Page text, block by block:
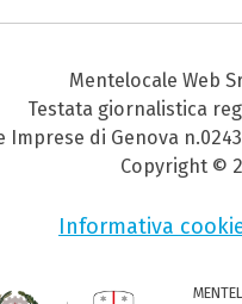
Mentelocale Web
Testata giornalistica
di Genova
Copyright ©
Informativa